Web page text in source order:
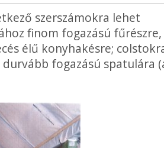
szerszámokra lehet
finom fogazású fűrészre,
élű konyhakésre;
fogazású spatulára